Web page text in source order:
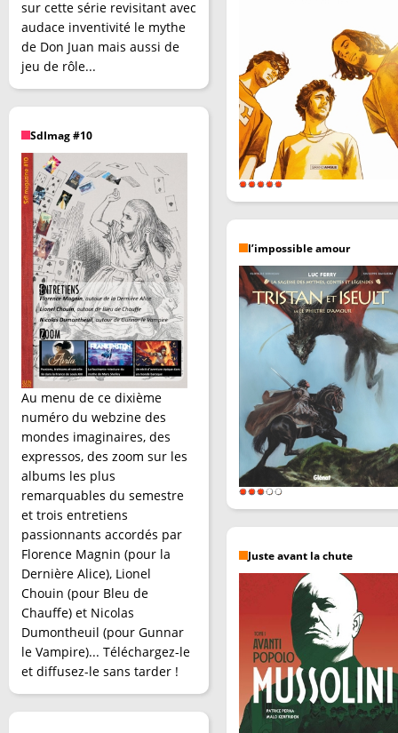
sur cette série revisitant avec
audace inventivité le mythe
de Don Juan mais aussi de
jeu de rôle...
SdImag #10
Au menu de ce dixième
numéro du webzine des
mondes imaginaires, des
expressos, des zoom sur les
albums les plus
remarquables du semestre
et trois entretiens
passionnants accordés par
Florence Magnin (pour la
Dernière Alice), Lionel
Chouin (pour Bleu de
Chauffe) et Nicolas
Dumontheuil (pour Gunnar
le Vampire)... Téléchargez-le
et diffusez-le sans tarder !
l’impossible amour
Juste avant la chute